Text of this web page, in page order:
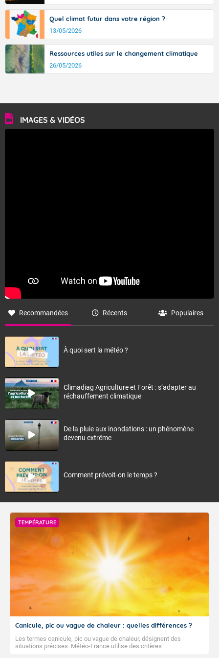
Quel climat futur dans votre région ?
13/05/2026
Ressources utiles sur le changement climatique
26/05/2026
IMAGES & VIDÉOS
Recommandées Récents Populaires
À quoi sert la météo ?
Climadiag Agriculture et Forêt : s’adapter au
réchauffement climatique
De la pluie aux inondations : un phénomène
devenu extrême
Comment prévoit-on le temps ?
TEMPÉRATURE
Canicule, pic ou vague de chaleur : quelles différences ?
Les termes canicule, pic ou vague de chaleur, désignent des
situations précises. Météo-France utilise des critères
climatologiques pour évaluer et qualifier les épisodes de chaleur qui